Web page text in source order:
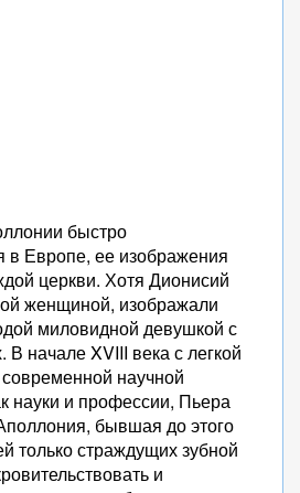
быстро
в Европе, ее изображения
церкви. Хотя Дионисий
женщиной, изображали
миловидной девушкой с
начале XVIII века с легкой
научной
науки и профессии, Пьера
бывшая до этого
только страждущих зубной
и